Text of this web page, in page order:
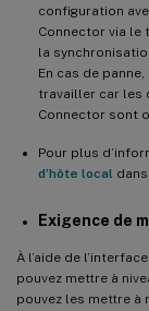
configuration
Connector via le
la
En cas de
travailler car les
Connector sont
Pour plus
d’hôte local
Exigence de
À l’aide de
pouvez mettre à
pouvez les mettre à